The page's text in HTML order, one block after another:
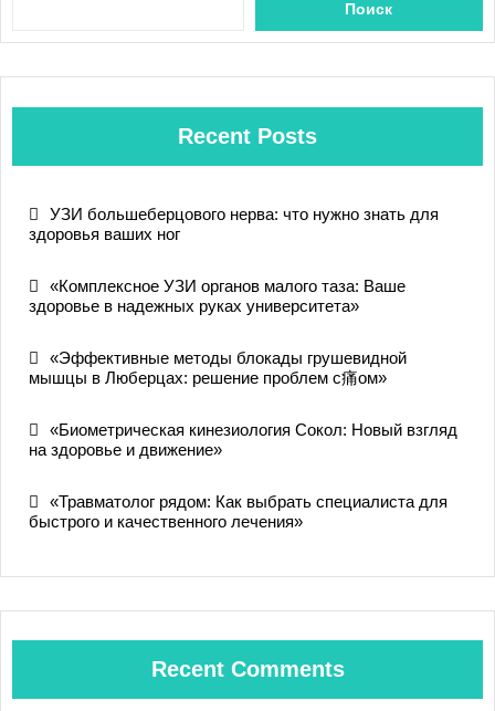
Поиск
Recent Posts
УЗИ большеберцового нерва: что нужно знать для
здоровья ваших ног
«Комплексное УЗИ органов малого таза: Ваше
здоровье в надежных руках университета»
«Эффективные методы блокады грушевидной
мышцы в Люберцах: решение проблем с痛ом»
«Биометрическая кинезиология Сокол: Новый взгляд
на здоровье и движение»
«Травматолог рядом: Как выбрать специалиста для
быстрого и качественного лечения»
Recent Comments